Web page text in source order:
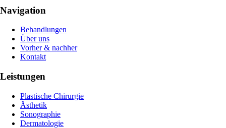
Navigation
Behandlungen
Über uns
Vorher & nachher
Kontakt
Leistungen
Plastische Chirurgie
Ästhetik
Sonographie
Dermatologie